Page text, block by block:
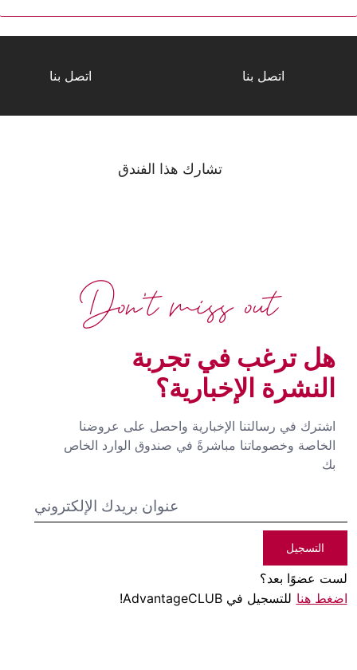
اتصل بنا اتصل بنا
تشارك هذا الفندق
هل ترغب في تجربة
النشرة الإخبارية؟
اشترك في رسالتنا الإخبارية واحصل على عروضنا
الخاصة وخصوماتنا مباشرةً في صندوق الوارد الخاص
بك
التسجيل
لست عضوًا بعد؟
اضغط هنا للتسجيل في AdvantageCLUB!
Don't miss out